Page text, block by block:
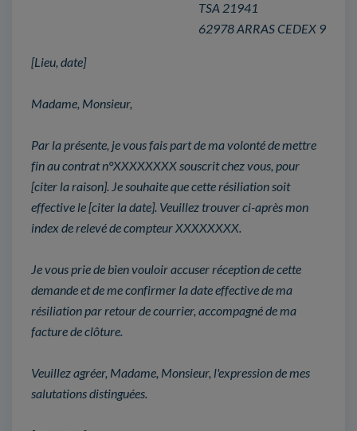
TSA 21941
62978 ARRAS CEDEX 9
[Lieu, date]
Madame, Monsieur,
Par la présente, je vous fais part de ma volonté de mettre
fin au contrat n°XXXXXXXX souscrit chez vous, pour
[citer la raison]. Je souhaite que cette résiliation soit
effective le [citer la date]. Veuillez trouver ci-après mon
index de relevé de compteur XXXXXXXX.
Je vous prie de bien vouloir accuser réception de cette
demande et de me confirmer la date effective de ma
résiliation par retour de courrier, accompagné de ma
facture de clôture.
Veuillez agréer, Madame, Monsieur, l'expression de mes
salutations distinguées.